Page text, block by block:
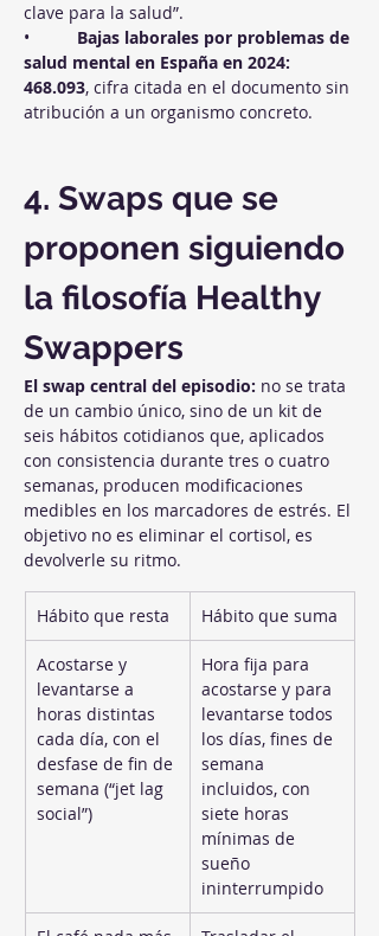
clave para la salud”.
• Bajas laborales por problemas de
salud mental en España en 2024:
468.093, cifra citada en el documento sin
atribución a un organismo concreto.
4. Swaps que se
proponen siguiendo
la filosofía Healthy
Swappers
El swap central del episodio: no se trata
de un cambio único, sino de un kit de
seis hábitos cotidianos que, aplicados
con consistencia durante tres o cuatro
semanas, producen modificaciones
medibles en los marcadores de estrés. El
objetivo no es eliminar el cortisol, es
devolverle su ritmo.
Hábito que resta Hábito que suma
Acostarse y
levantarse a
horas distintas
cada día, con el
desfase de fin de
semana (“jet lag
social”)
Hora fija para
acostarse y para
levantarse todos
los días, fines de
semana
incluidos, con
siete horas
mínimas de
sueño
ininterrumpido